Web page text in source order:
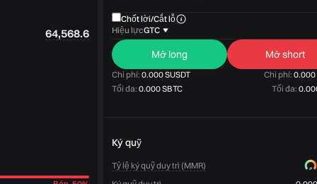
Chốt lời/Cắt lỗ
Hiệu lựcGTC
Mở long Mở short
Chi phí: 0.000 SUSDT Chi phí: 0.000
Tối đa: 0.000 SBTC Tối đa:
Ký quỹ
Tỷ lệ ký quỹ duy trì (MMR)
64,568.6